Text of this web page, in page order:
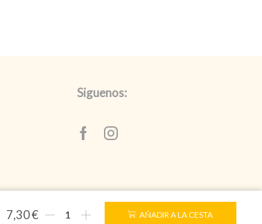
Siguenos:
FacebookInstagram
7,30€ AÑADIR A LA CESTA